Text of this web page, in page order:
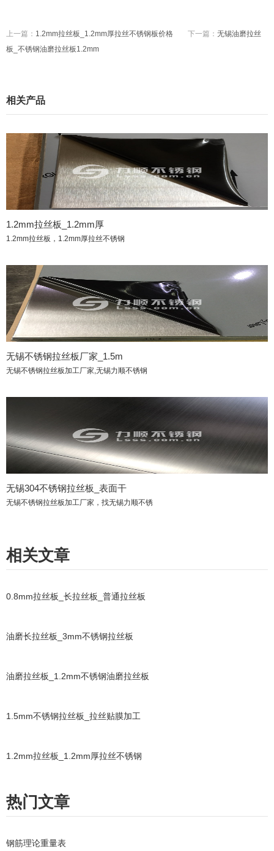
上一篇： 1.2mm拉丝板_1.2mm厚拉丝不锈钢板价格 下一篇： 无锡油磨拉丝
板_不锈钢油磨拉丝板1.2mm
相关产品
1.2mm拉丝板_1.2mm厚
1.2mm拉丝板，1.2mm厚拉丝不锈钢
无锡不锈钢拉丝板厂家_1.5m
无锡不锈钢拉丝板加工厂家,无锡力顺不锈钢
无锡304不锈钢拉丝板_表面干
无锡不锈钢拉丝板加工厂家，找无锡力顺不锈
相关文章
0.8mm拉丝板_长拉丝板_普通拉丝板
油磨长拉丝板_3mm不锈钢拉丝板
油磨拉丝板_1.2mm不锈钢油磨拉丝板
1.5mm不锈钢拉丝板_拉丝贴膜加工
1.2mm拉丝板_1.2mm厚拉丝不锈钢
热门文章
钢筋理论重量表